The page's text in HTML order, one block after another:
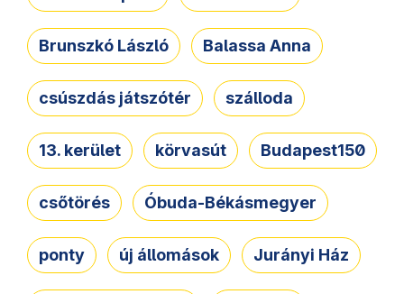
Brunszkó László Balassa Anna
csúszdás játszótér szálloda
13. kerület körvasút Budapest150
csőtörés Óbuda-Békásmegyer
ponty új állomások Jurányi Ház